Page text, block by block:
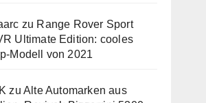
zu Range Rover Sport
Ultimate Edition: cooles
Modell von 2021
zu Alte Automarken aus